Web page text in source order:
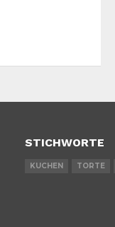
STICHWORTE
KUCHEN TORTE